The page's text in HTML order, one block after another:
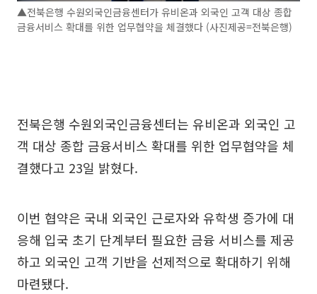
▲전북은행 수원외국인금융센터가 유비온과 외국인 고객 대상 종합
금융서비스 확대를 위한 업무협약을 체결했다 (사진제공=전북은행)
전북은행 수원외국인금융센터는 유비온과 외국인 고
객 대상 종합 금융서비스 확대를 위한 업무협약을 체
결했다고 23일 밝혔다.
이번 협약은 국내 외국인 근로자와 유학생 증가에 대
응해 입국 초기 단계부터 필요한 금융 서비스를 제공
하고 외국인 고객 기반을 선제적으로 확대하기 위해
마련됐다.